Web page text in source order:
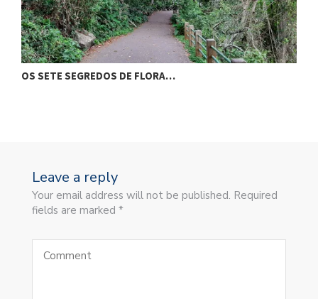
OS SETE SEGREDOS DE FLORA…
Leave a reply
Your email address will not be published. Required
fields are marked *